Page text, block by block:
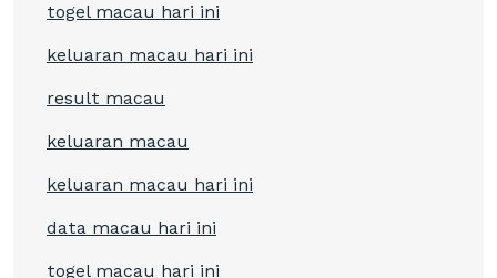
togel macau hari ini
keluaran macau hari ini
result macau
keluaran macau
keluaran macau hari ini
data macau hari ini
togel macau hari ini